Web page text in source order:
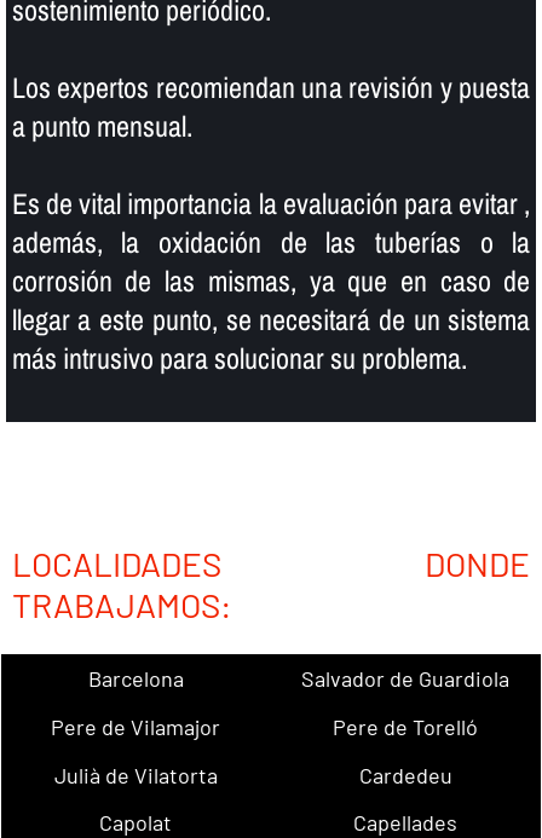
sostenimiento periódico.
Los expertos recomiendan una revisión y puesta
a punto mensual.
Es de vital importancia la evaluación para evitar ,
además, la oxidación de las tuberí­as o la
corrosión de las mismas, ya que en caso de
llegar a este punto, se necesitará de un sistema
más intrusivo para solucionar su problema.
LOCALIDADES DONDE
TRABAJAMOS:
Barcelona
Salvador de Guardiola
Pere de Vilamajor
Pere de Torelló
Julià de Vilatorta
Cardedeu
Capolat
Capellades